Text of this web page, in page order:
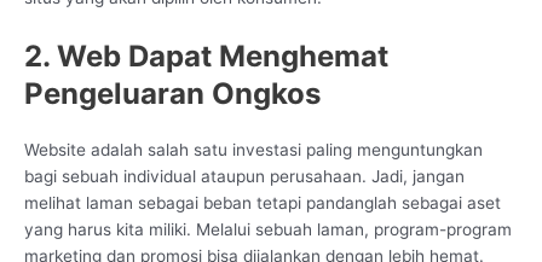
2. Web Dapat Menghemat
Pengeluaran Ongkos
Website adalah salah satu investasi paling menguntungkan
bagi sebuah individual ataupun perusahaan. Jadi, jangan
melihat laman sebagai beban tetapi pandanglah sebagai aset
yang harus kita miliki. Melalui sebuah laman, program-program
marketing dan promosi bisa dijalankan dengan lebih hemat.